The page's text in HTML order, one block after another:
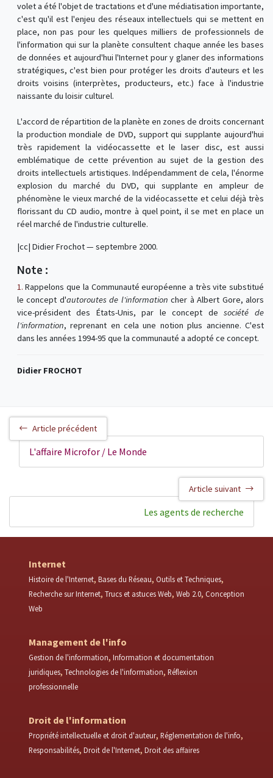
volet a été l'objet de tractations et d'une médiatisation importante,
c'est qu'il est l'enjeu des réseaux intellectuels qui se mettent en
place, non pas pour les quelques milliers de professionnels de
l'information qui sur la planète consultent chaque année les bases
de données et aujourd'hui l'Internet pour y glaner des informations
stratégiques, c'est bien pour protéger les droits d'auteurs et les
droits voisins (interprètes, producteurs, etc.) face à l'industrie
naissante du loisir culturel.
L'accord de répartition de la planète en zones de droits concernant
la production mondiale de DVD, support qui supplante aujourd'hui
très rapidement la vidéocassette et le laser disc, est aussi
emblématique de cette prévention au sujet de la gestion des
droits intellectuels artistiques. Indépendamment de cela, l'énorme
explosion du marché du DVD, qui supplante en ampleur de
phénomène le vieux marché de la vidéocassette et celui déjà très
florissant du CD audio, montre à quel point, il se met en place un
réel marché de l'industrie culturelle.
|cc| Didier Frochot — septembre 2000.
Note :
1. Rappelons que la Communauté européenne a très vite substitué
le concept d'autoroutes de l'information cher à Albert Gore, alors
vice-président des États-Unis, par le concept desociété de
l'information, reprenant en cela une notion plus ancienne. C'est
dans les années 1994-95 que la communauté a adopté ce concept.
Didier FROCHOT
Article précédent
L'affaire Microfor / Le Monde
Article suivant
Les agents de recherche
Internet
Histoire de l'Internet Bases du Réseau Outils et Techniques
Recherche sur Internet Trucs et astuces Web Web 2.0 Conception
Web
Management de l'info
Gestion de l'information Information et documentation
juridiques Technologies de l'information Réflexion
professionnelle
Droit de l'information
Propriété intellectuelle et droit d'auteur Réglementation de l'info
Responsabilités Droit de l'Internet Droit des affaires